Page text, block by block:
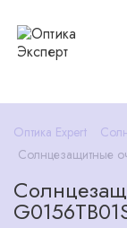
Оптика Expert
Солнцезащитные